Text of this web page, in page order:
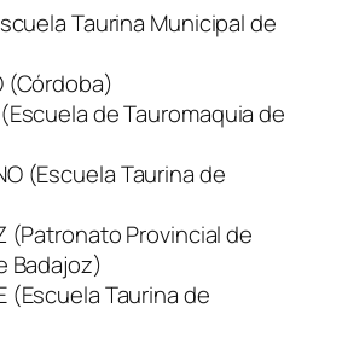
Taurina Municipal de
(Córdoba)
(Escuela de Tauromaquia de
(Escuela Taurina de
(Patronato Provincial de
Badajoz)
(Escuela Taurina de